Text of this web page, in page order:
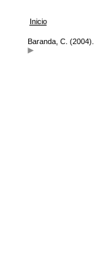
Inicio
Baranda, C. (2004).